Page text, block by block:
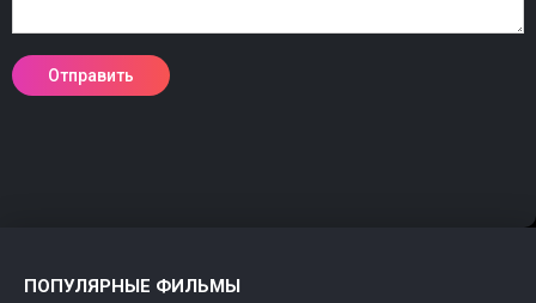
ПОПУЛЯРНЫЕ ФИЛЬМЫ